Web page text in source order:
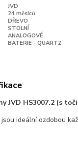
JVD
24 měsíců
DŘEVO
STOLNÍ
ANALOGOVÉ
BATERIE - QUARTZ
JVD HS3007.2 (s
ideální ozdobou